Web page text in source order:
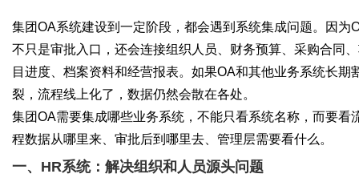
集团OA系统建设到一定阶段，都会遇到系统集成问题。因为
不只是审批入口，还会连接组织人员、财务预算、采购合同
目进度、档案资料和经营报表。如果OA和其他业务系统长期
裂，流程线上化了，数据仍然会散在各处。
集团OA需要集成哪些业务系统，不能只看系统名称，而要看
程数据从哪里来、审批后到哪里去、管理层需要看什么。
一、HR系统：解决组织和人员源头问题